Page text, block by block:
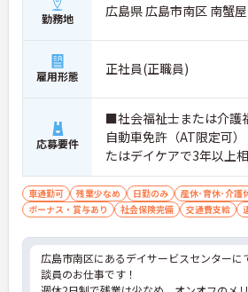
勤務地 広島県 広島市南区 南蟹
雇用形態 正社員(正職員)
応募要件
■社会福祉士または介護
自動車免許（AT限定可
たはデイケアで3年以上
業務の経験者
車通勤可 残業少なめ 日勤のみ
産休･育休･介護
ボーナス・賞与あり
社会保険完備 交通費支給
広島市南区にあるデイサービスセンターに
談員のお仕事です！